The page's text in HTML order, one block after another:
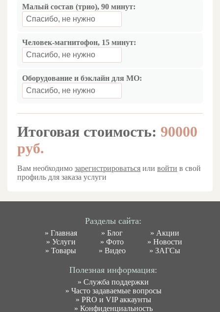
Малый состав (трио), 90 минут:
Человек-магнитофон, 15 минут:
Оборудование и бэклайн для МО:
Итоговая стоимость: 90000
руб.
Вам необходимо зарегистрироваться или войти в свой
профиль для заказа услуги
Разделы сайта:
» Главная
» Услуги
»Товары
»Блог
»Фото
» Видео
» Акции
» Новости
» ЗАГСы
Полезная информация:
»Служба поддержки
» Часто задаваемые вопросы
» PRO и VIP аккаунты
» Конфиденциальность